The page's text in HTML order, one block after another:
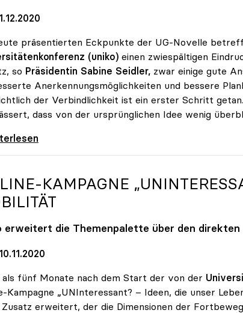
präsentierten Eckpunkte der UG-Novelle
(uniko) einen zwiespältigen
so Präsidentin Sabine Seidler, zwar einige gute
Anerkennungsmöglichkeiten und bessere
der Verbindlichkeit ist ein erster Schritt
dass von der ursprünglichen Idee wenig
zu Studienrecht: Erste Schritte sind getan
KAMPAGNE
erweitert die Themenpalette über den
als fünf Monate nach dem Start der von der
Kampagne „UNInteressant? – Ideen, die unser
Zusatz erweitert, der die Dimensionen der